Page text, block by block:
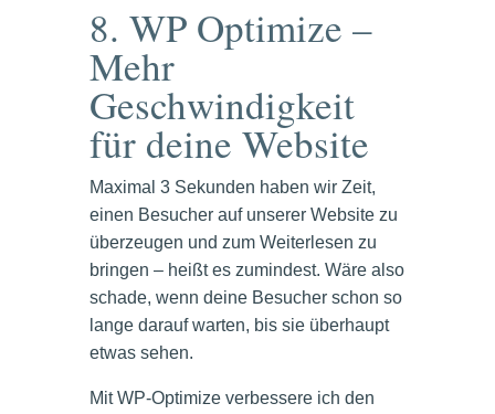
8. WP Optimize –
Mehr
Geschwindigkeit
für deine Website
Maximal 3 Sekunden haben wir Zeit,
einen Besucher auf unserer Website zu
überzeugen und zum Weiterlesen zu
bringen – heißt es zumindest. Wäre also
schade, wenn deine Besucher schon so
lange darauf warten, bis sie überhaupt
etwas sehen.
Mit WP-Optimize verbessere ich den